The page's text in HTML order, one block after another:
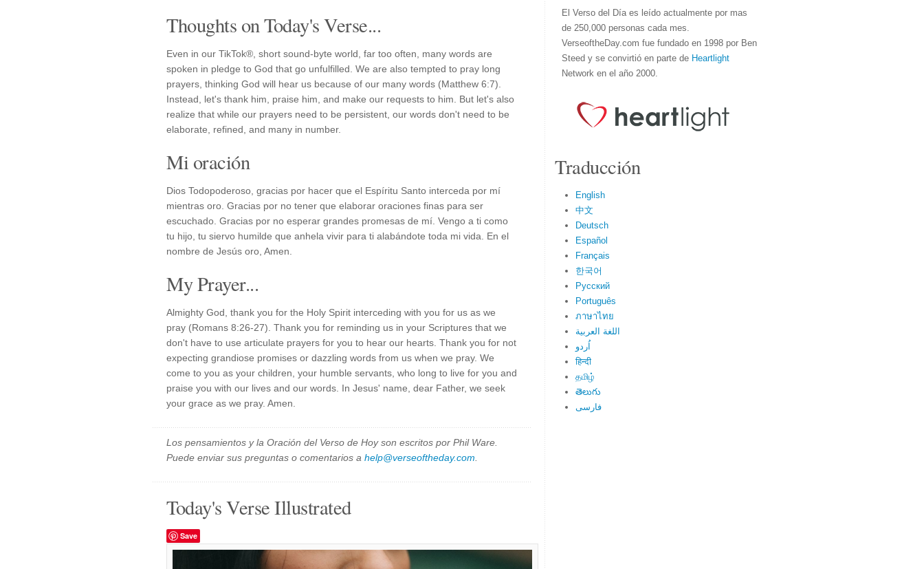
Thoughts on Today's Verse...
Even in our TikTok®, short sound-byte world, far too often, many words are
spoken in pledge to God that go unfulfilled. We are also tempted to pray long
prayers, thinking God will hear us because of our many words (Matthew 6:7).
Instead, let's thank him, praise him, and make our requests to him. But let's also
realize that while our prayers need to be persistent, our words don't need to be
elaborate, refined, and many in number.
Mi oración
Dios Todopoderoso, gracias por hacer que el Espíritu Santo interceda por mí
mientras oro. Gracias por no tener que elaborar oraciones finas para ser
escuchado. Gracias por no esperar grandes promesas de mí. Vengo a ti como
tu hijo, tu siervo humilde que anhela vivir para ti alabándote toda mi vida. En el
nombre de Jesús oro, Amen.
My Prayer...
Almighty God, thank you for the Holy Spirit interceding with you for us as we
pray (Romans 8:26-27). Thank you for reminding us in your Scriptures that we
don't have to use articulate prayers for you to hear our hearts. Thank you for not
expecting grandiose promises or dazzling words from us when we pray. We
come to you as your children, your humble servants, who long to live for you and
praise you with our lives and our words. In Jesus' name, dear Father, we seek
your grace as we pray. Amen.
Los pensamientos y la Oración del Verso de Hoy son escritos por Phil Ware.
Puede enviar sus preguntas o comentarios a help@verseoftheday.com
Today's Verse Illustrated
Save
El Verso del Día es leído actualmente por mas
de 250,000 personas cada mes.
VerseoftheDay.com fue fundado en 1998 por Ben
Steed y se convirtió en parte de Heartlight
Network en el año 2000.
Traducción
English
中文
Deutsch
Español
Français
한국어
Русский
Português
ภาษาไทย
اللغة العربية
اُردو
हिन्दी
தமிழ்
తెలుగు
فارسی